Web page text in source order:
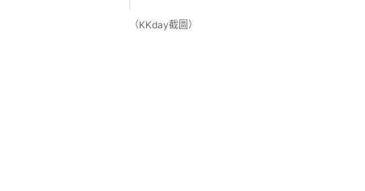
（KKday截圖）